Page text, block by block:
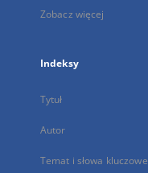
Zobacz więcej
Indeksy
Tytuł
Autor
Temat i słowa kluczowe